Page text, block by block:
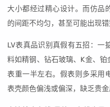
大小都经过精心设计。而仿品
的间距不均匀，甚至可能出现错
LV表真品识别真假有五招：一
料如精钢、钻石玻璃、K金、
表重一半左右。假表则多采用
表壳颜色偏浅或偏深，缺乏贵